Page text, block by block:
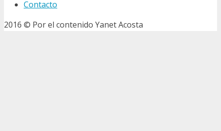
Contacto
2016 © Por el contenido Yanet Acosta